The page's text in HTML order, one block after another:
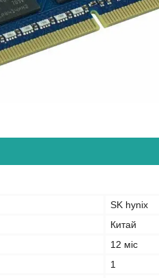
SK hynix
Китай
12 міс
1